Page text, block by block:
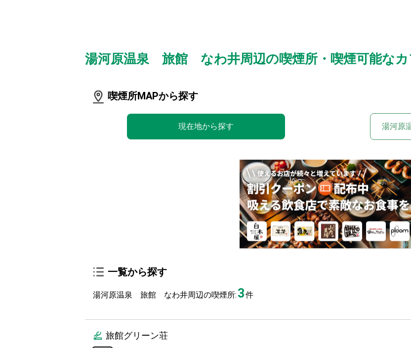
湯河原温泉 旅館 なわ井周辺の喫煙所・喫煙可能なカ
喫煙所MAPから探す
現在地から探す 湯河原
一覧から探す
湯河原温泉 旅館 なわ井周辺の喫煙所: 3件
旅館グリーン荘